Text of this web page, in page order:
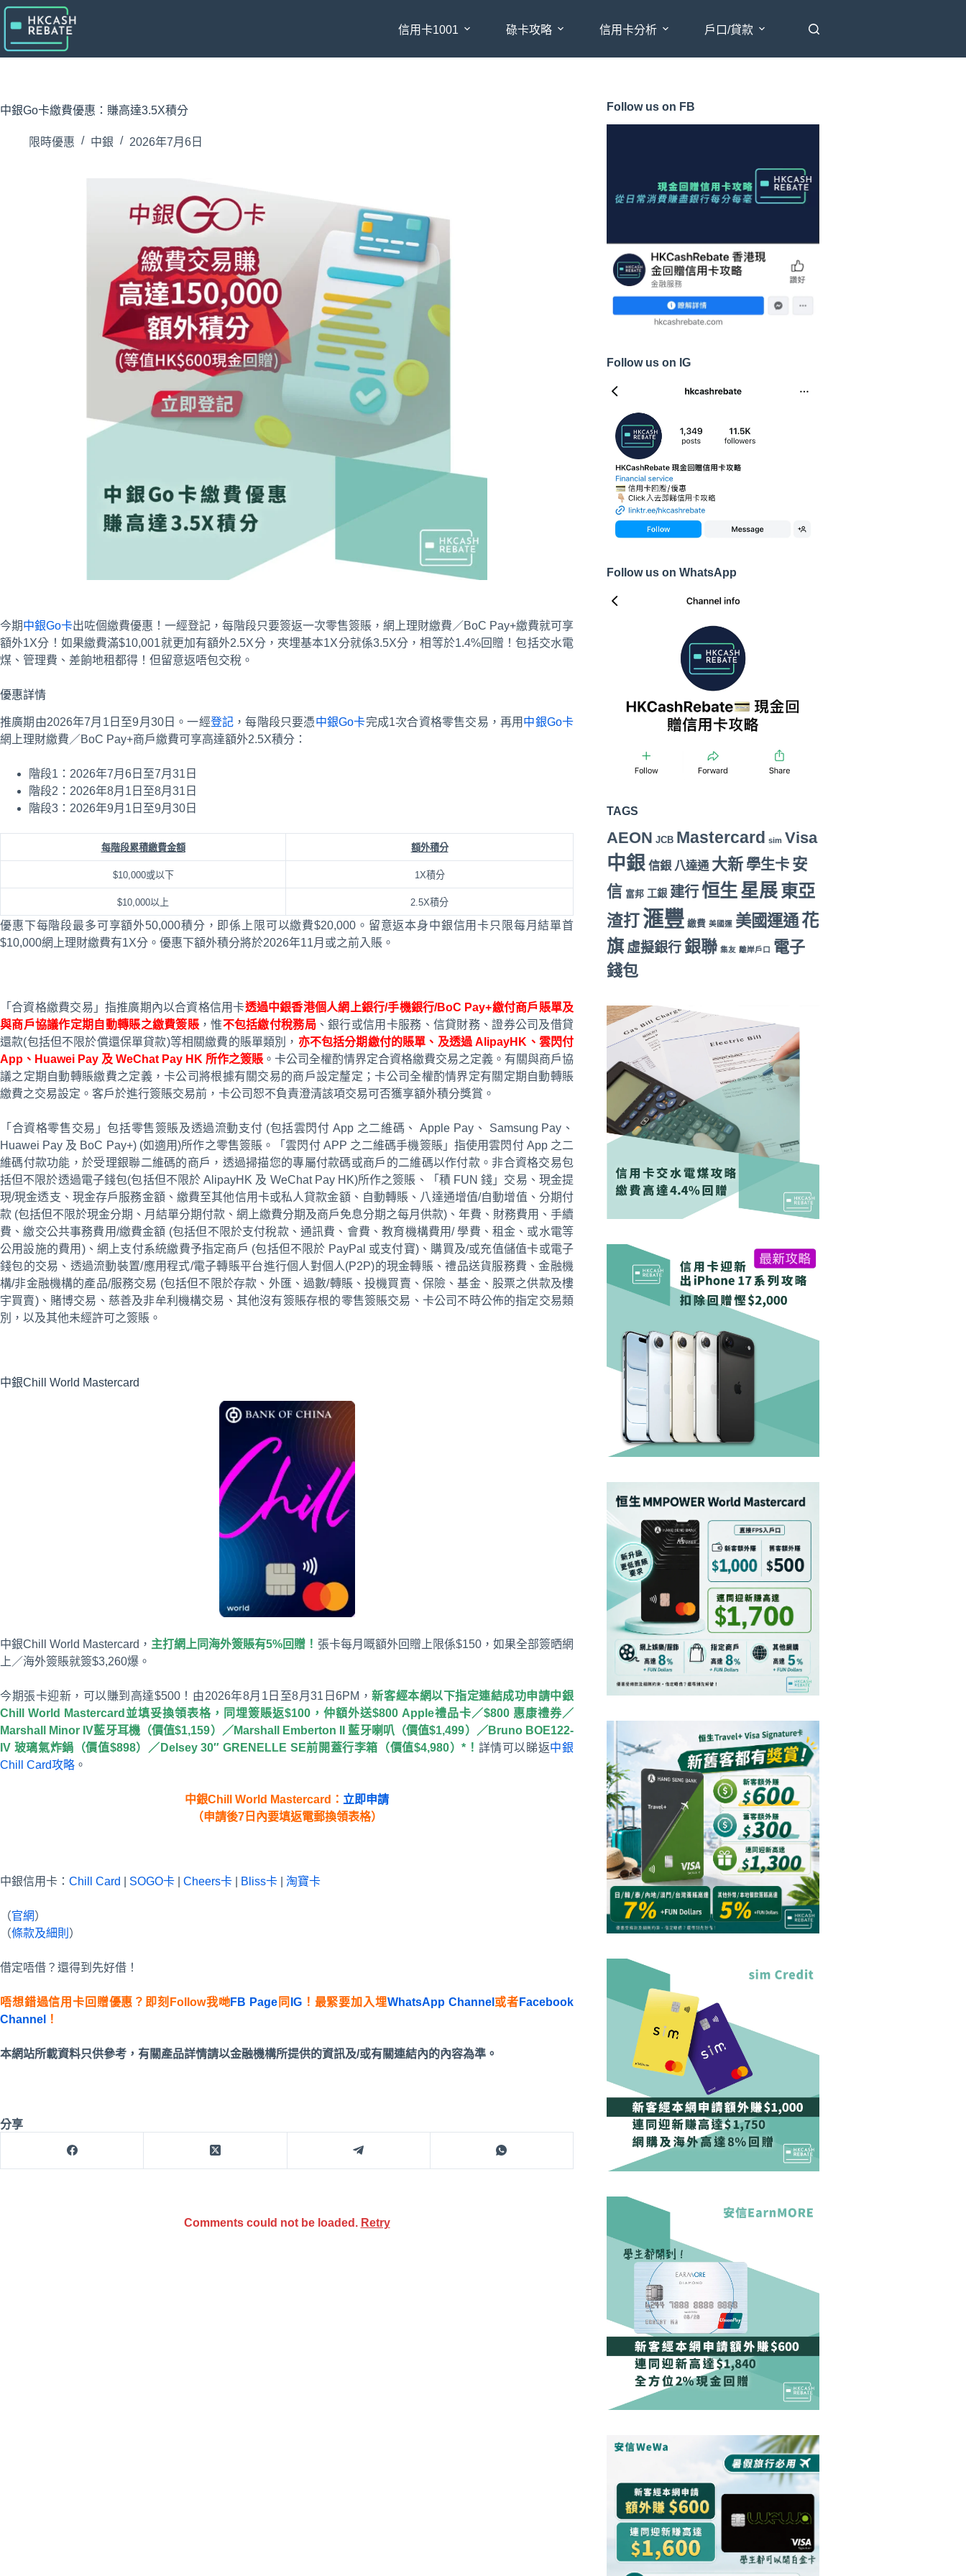
跳
至
主
要
信用卡1001 碌卡攻略 信用卡分析 戶口/貸款
中銀Go卡繳費優惠：賺高達3.5X積分
限時優惠 中銀 2026年7月6日
今期中銀Go卡出咗個繳費優惠！一經登記，每階段只要簽返一次零售簽賬，網上理財繳費／BoC Pay+繳費就可享
額外1X分！如果繳費滿$10,001就更加有額外2.5X分，夾埋基本1X分就係3.5X分，相等於1.4%回贈！包括交水電
煤、管理費、差餉地租都得！但留意返唔包交稅。
優惠詳情
推廣期由2026年7月1日至9月30日。一經登記 ，每階段只要憑中銀Go卡完成1次合資格零售交易，再用 中銀Go卡
網上理財繳費／BoC Pay+商戶繳費可享高達額外2.5X積分：
階段1：2026年7月6日至7月31日
階段2：2026年8月1日至8月31日
階段3：2026年9月1日至9月30日
每階段累積繳費金額 額外積分
$10,000或以下 1X積分
$10,000以上 2.5X積分
優惠下每階段最多可享額外50,000積分，即係上限可以繳費$20,000。留意返本身中銀信用卡只限每月結單首
$10,000網上理財繳費有1X分。優惠下額外積分將於2026年11月或之前入賬。
「合資格繳費交易」指推廣期內以合資格信用卡透過中銀香港個人網上銀行/手機銀行/BoC Pay+繳付商戶賬單及
與商戶協議作定期自動轉賬之繳費簽賬，惟不包括繳付稅務局、銀行或信用卡服務、信貸財務、證券公司及借貸
還款(包括但不限於償還保單貸款)等相關繳費的賬單類別， 亦不包括分期繳付的賬單、及透過 AlipayHK、雲閃付
App、 Huawei Pay 及 WeChat Pay HK 所作之簽賬 。卡公司全權酌情界定合資格繳費交易之定義。有關與商戶協
議之定期自動轉賬繳費之定義，卡公司將根據有關交易的商戶設定釐定；卡公司全權酌情界定有關定期自動轉賬
繳費之交易設定。客戶於進行簽賬交易前，卡公司恕不負責澄清該項交易可否獲享額外積分獎賞。
「合資格零售交易」包括零售簽賬及透過流動支付 (包括雲閃付 App 之二維碼、 Apple Pay、 Samsung Pay、
Huawei Pay 及 BoC Pay+) (如適用)所作之零售簽賬。「雲閃付 APP 之二維碼手機簽賬」指使用雲閃付 App 之二
維碼付款功能，於受理銀聯二維碼的商戶，透過掃描您的專屬付款碼或商戶的二維碼以作付款。非合資格交易包
括但不限於透過電子錢包(包括但不限於 AlipayHK 及 WeChat Pay HK)所作之簽賬、「積 FUN 錢」交易、現金提
現/現金透支、現金存戶服務金額、繳費至其他信用卡或私人貸款金額、自動轉賬、八達通增值/自動增值、分期付
款 (包括但不限於現金分期、月結單分期付款、網上繳費分期及商戶免息分期之每月供款)、年費、財務費用、手續
費、繳交公共事務費用/繳費金額 (包括但不限於支付稅款、通訊費、會費、教育機構費用/ 學費、租金、或水電等
公用設施的費用)、網上支付系統繳費予指定商戶 (包括但不限於 PayPal 或支付寶)、購買及/或充值儲值卡或電子
錢包的交易、透過流動裝置/應用程式/電子轉賬平台進行個人對個人(P2P)的現金轉賬、禮品送貨服務費、金融機
構/非金融機構的產品/服務交易 (包括但不限於存款、外匯、過數/轉賬、投機買賣、保險、基金、股票之供款及樓
宇買賣)、賭博交易、慈善及非牟利機構交易、其他沒有簽賬存根的零售簽賬交易、卡公司不時公佈的指定交易類
別，以及其他未經許可之簽賬。
中銀Chill World Mastercard
中銀Chill World Mastercard， 主打網上同海外簽賬有5%回贈！ 張卡每月嘅額外回贈上限係$150，如果全部簽晒網
上／海外簽賬就簽$3,260爆。
今期張卡迎新，可以賺到高達$500！由2026年8月1日至8月31日6PM，新客經本網以下指定連結成功申請中銀
Chill World Mastercard並填妥換領表格，同埋簽賬返$100，仲額外送$800 Apple禮品卡／$800 惠康禮券／
Marshall Minor IV藍牙耳機（價值$1,159）／Marshall Emberton II 藍牙喇叭（價值$1,499）／Bruno BOE122-
IV 玻璃氣炸鍋（價值$898）／Delsey 30″ GRENELLE SE前開蓋行李箱（價值$4,980）*！ 詳情可以睇返中銀
Chill Card攻略 。
中銀Chill World Mastercard： 立即申請
（申請後7日內要填返電郵換領表格）
中銀信用卡： Chill Card SOGO卡 Cheers卡 Bliss卡 淘寶卡
（官網）
（條款及細則 ）
借定唔借？還得到先好借！
唔想錯過信用卡回贈優惠？即刻Follow我哋FB Page 同 IG！最緊要加入埋WhatsApp Channel 或者 Facebook
Channel
！
本網站所載資料只供參考，有關產品詳情請以金融機構所提供的資訊及/或有關連結內的內容為準。
分享
Comments could not be loaded. Retry
Follow us on FB
Follow us on IG
Follow us on WhatsApp
TAGS
AEON JCB Mastercard sim Visa
中銀 信銀 八達通 大新 學生卡 安
信 富邦 工銀 建行恒生 星展東亞
渣打 滙豐 繳費 美國運 美國運通花
旗 虛擬銀行 銀聯 集友 離岸戶口 電子
錢包